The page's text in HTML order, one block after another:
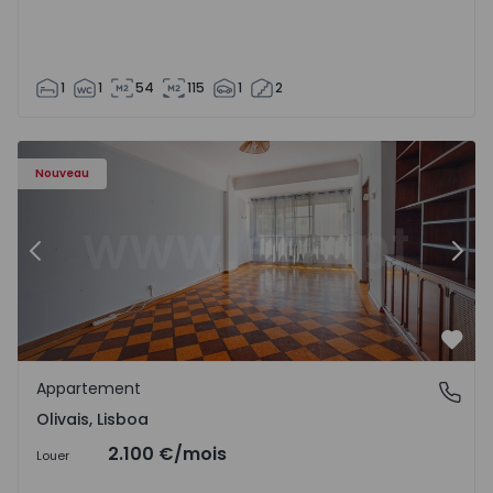
1 1 54 115 1 2
Nouveau
Appartement T5 Lisboa, Olivais - 1575717 - 6
Précédent
Olivais, Lisboa
Appartement
Olivais, Lisboa
Louer 2.100 €/mois